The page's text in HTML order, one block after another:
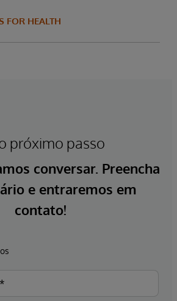
FOR HEALTH
próximo passo
conversar. Preencha
e entraremos em
contato!